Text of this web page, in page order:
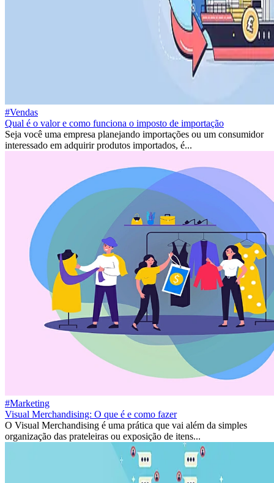
#Vendas
Qual é o valor e como funciona o imposto de importação
Seja você uma empresa planejando importações ou um consumidor
interessado em adquirir produtos importados, é...
#Marketing
Visual Merchandising: O que é e como fazer
O Visual Merchandising é uma prática que vai além da simples
organização das prateleiras ou exposição de itens...